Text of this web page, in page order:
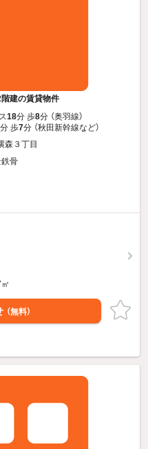
建の賃貸物件
18分 歩8分 （奥羽線）
分 歩7分 （秋田新幹線など）
森３丁目
骨
（無料）